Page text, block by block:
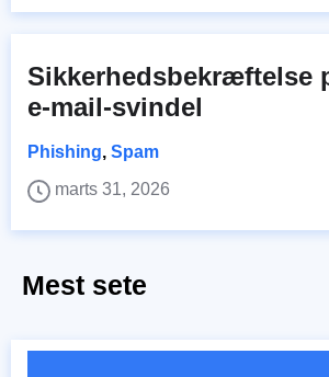
Sikkerhedsbekræftelse
e-mail-svindel
Phishing, Spam
marts 31, 2026
Mest sete